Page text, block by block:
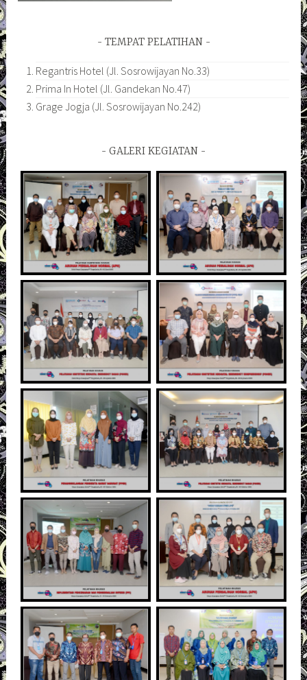
TEMPAT PELATIHAN
Regantris Hotel (Jl. Sosrowijayan No.33)
Prima In Hotel (Jl. Gandekan No.47)
Grage Jogja (Jl. Sosrowijayan No.242)
GALERI KEGIATAN